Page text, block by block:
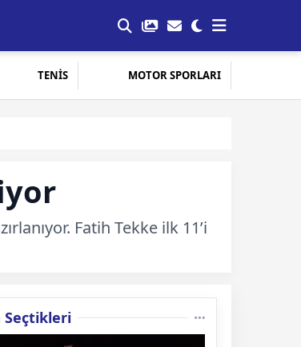
TENİS MOTOR SPORLARI
Fatih Tekke ilk 11’i
Seçtikleri